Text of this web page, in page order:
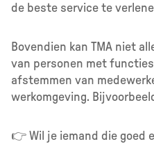
de beste service te
Bovendien kan TMA niet
van personen met
afstemmen van
werkomgeving.
👉 Wil je iemand die goed